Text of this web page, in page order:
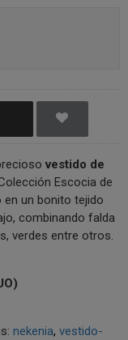
vestido de
Escocia de
en un bonito tejido
combinando falda
verdes entre otros.
nekenia vestido-